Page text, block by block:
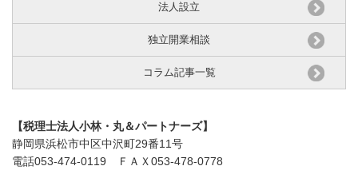
法人設立
独立開業相談
コラム記事一覧
【税理士法人小林・丸＆パートナーズ】
静岡県浜松市中区中沢町29番11号
電話053-474-0119
ＦＡＸ053-478-0778